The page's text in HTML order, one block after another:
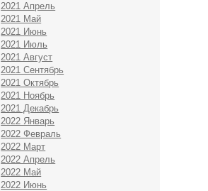
2021 Апрель
2021 Май
2021 Июнь
2021 Июль
2021 Август
2021 Сентябрь
2021 Октябрь
2021 Ноябрь
2021 Декабрь
2022 Январь
2022 Февраль
2022 Март
2022 Апрель
2022 Май
2022 Июнь